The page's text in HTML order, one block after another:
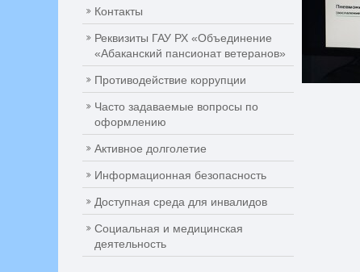
Контакты
Реквизиты ГАУ РХ «Объединение
«Абаканский пансионат ветеранов»
Противодействие коррупции
Часто задаваемые вопросы по
оформлению
Активное долголетие
Информационная безопасность
Доступная среда для инвалидов
Социальная и медицинская
деятельность